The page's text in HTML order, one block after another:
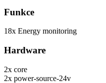
Funkce
18x Energy monitoring
Hardware
2x core
2x power-source-24v